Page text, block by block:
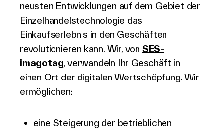
Kontakt aufnehmen
Suche
Investoren
neusten Entwicklungen auf dem Gebiet der
Einzelhandelstechnologie das
Einkaufserlebnis in den Geschäften
revolutionieren kann. Wir, von SES-
imagotag, verwandeln Ihr Geschäft in
einen Ort der digitalen Wertschöpfung. Wir
ermöglichen:
eine Steigerung der betrieblichen